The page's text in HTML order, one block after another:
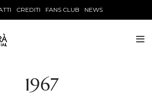
CREDITI FANS CLUB NEWS
1967